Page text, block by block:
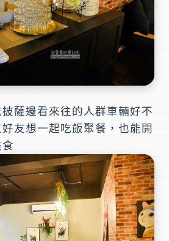
薩邊看來往的人群車輛好不
友想一起吃飯聚餐，也能開